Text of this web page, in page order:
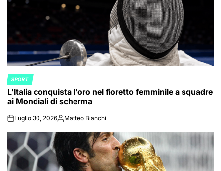
POSTED
IN
SPORT
L’Italia conquista l’oro nel fioretto femminile a squadre
ai Mondiali di scherma
onLuglio 30, 2026Posted
Matteo Bianchi